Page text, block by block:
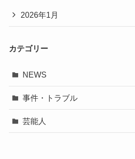
2026年1月
カテゴリー
NEWS
事件・トラブル
芸能人